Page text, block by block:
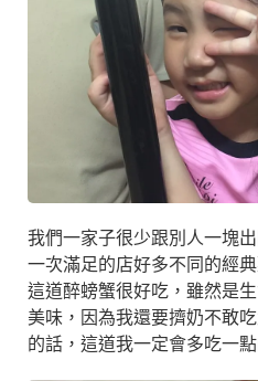
我們一家子很少跟別人一塊
一次滿足的店好多不同的經
這道醉螃蟹很好吃，雖然是
美味，因為我還要擠奶不敢
的話，這道我一定會多吃一點